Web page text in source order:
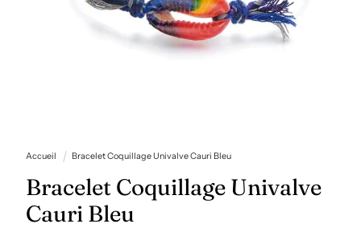
média
dans
une
fenêtre
modale
Accueil Bracelet Coquillage Univalve Cauri Bleu
Bracelet Coquillage Univalve
Cauri Bleu